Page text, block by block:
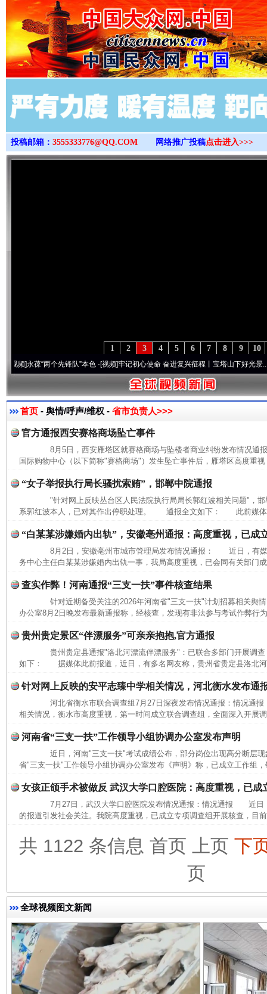
>
投稿邮箱： 3555333776@QQ.COM 网络推广投稿点击进入>>>
10
9
8
7
6
5
4
3
2
1
永葆“两个先锋队”本色·[视频]牢记初心使命 奋进复兴征程丨宝塔山下好光景..·[视频]
首页 - 舆情/呼声/维权 - 省市负责人>>>
官方通报西安赛格商场坠亡事件
8月5日，西安雁塔区就赛格商场与坠楼者商业纠纷发布情况
国际购物中心（以下简称"赛格商场"）发生坠亡事件后，雁塔区高度重
“女子举报执行局长骚扰索贿”，邯郸中院通报
"针对网上反映丛台区人民法院执行局局长郭红波相关问题"，邯
系郭红波本人，已对其作出停职处理。 通报全文如下： 此前媒体
“白某某涉嫌婚内出轨”，安徽亳州通报：高度重视，已成
8月2日，安徽亳州市城市管理局发布情况通报： 近日，有媒
务中心主任白某某涉嫌婚内出轨一事，我局高度重视，已会同有关部门
查实作弊！河南通报“三支一扶”事件核查结果
针对近期备受关注的2026年河南省"三支一扶"计划招募相关舆
办公室8月2日晚发布最新通报称，经核查，发现有非法参与考试作弊行
贵州贵定景区“伴漂服务”可亲亲抱抱,官方通报
贵州贵定县通报"洛北河漂流伴漂服务"：已联合多部门开展调查
如下： 据媒体此前报道，近日，有多名网友称，贵州省贵定县洛北
针对网上反映的安平志臻中学相关情况，河北衡水发布通
河北省衡水市联合调查组7月27日深夜发布情况通报：情况通
相关情况，衡水市高度重视，第一时间成立联合调查组，全面深入开展
河南省“三支一扶”工作领导小组协调办公室发布声明
近日，河南"三支一扶"考试成绩公布，部分岗位出现高分断层现
省"三支一扶"工作领导小组协调办公室发布《声明》称，已成立工作组
女孩正颌手术被做反 武汉大学口腔医院：高度重视，已成
7月27日，武汉大学口腔医院发布情况通报：情况通报 近日
的报道引发社会关注。我院高度重视，已成立专项调查组开展核查，目
共 1122 条信息 首页 上页 下
页
全球视频图文新闻
完善运行机制助力责任有效落实 一纸欠